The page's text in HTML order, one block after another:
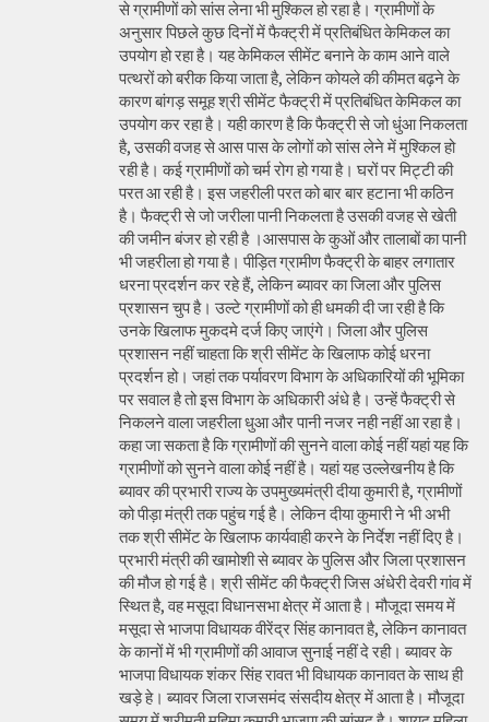
से ग्रामीणों को सांस लेना भी मुश्किल हो रहा है। ग्रामीणों के
अनुसार पिछले कुछ दिनों में फैक्ट्री में प्रतिबंधित केमिकल का
उपयोग हो रहा है। यह केमिकल सीमेंट बनाने के काम आने वाले
पत्थरों को बरीक किया जाता है, लेकिन कोयले की कीमत बढ़ने के
कारण बांगड़ समूह श्री सीमेंट फैक्ट्री में प्रतिबंधित केमिकल का
उपयोग कर रहा है। यही कारण है कि फैक्ट्री से जो धुंआ निकलता
है, उसकी वजह से आस पास के लोगों को सांस लेने में मुश्किल हो
रही है। कई ग्रामीणों को चर्म रोग हो गया है। घरों पर मिट्टी की
परत आ रही है। इस जहरीली परत को बार बार हटाना भी कठिन
है। फैक्ट्री से जो जरीला पानी निकलता है उसकी वजह से खेती
की जमीन बंजर हो रही है ।आसपास के कुओं और तालाबों का पानी
भी जहरीला हो गया है। पीड़ित ग्रामीण फैक्ट्री के बाहर लगातार
धरना प्रदर्शन कर रहे हैं, लेकिन ब्यावर का जिला और पुलिस
प्रशासन चुप है। उल्टे ग्रामीणों को ही धमकी दी जा रही है कि
उनके खिलाफ मुकदमे दर्ज किए जाएंगे। जिला और पुलिस
प्रशासन नहीं चाहता कि श्री सीमेंट के खिलाफ कोई धरना
प्रदर्शन हो। जहां तक पर्यावरण विभाग के अधिकारियों की भूमिका
पर सवाल है तो इस विभाग के अधिकारी अंधे है। उन्हें फैक्ट्री से
निकलने वाला जहरीला धुआ और पानी नजर नही नहीं आ रहा है।
कहा जा सकता है कि ग्रामीणों की सुनने वाला कोई नहीं यहां यह कि
ग्रामीणों को सुनने वाला कोई नहीं है। यहां यह उल्लेखनीय है कि
ब्यावर की प्रभारी राज्य के उपमुख्यमंत्री दीया कुमारी है, ग्रामीणों
को पीड़ा मंत्री तक पहुंच गई है। लेकिन दीया कुमारी ने भी अभी
तक श्री सीमेंट के खिलाफ कार्यवाही करने के निर्देश नहीं दिए है।
प्रभारी मंत्री की खामोशी से ब्यावर के पुलिस और जिला प्रशासन
की मौज हो गई है। श्री सीमेंट की फैक्ट्री जिस अंधेरी देवरी गांव में
स्थित है, वह मसूदा विधानसभा क्षेत्र में आता है। मौजूदा समय में
मसूदा से भाजपा विधायक वीरेंद्र सिंह कानावत है, लेकिन कानावत
के कानों में भी ग्रामीणों की आवाज सुनाई नहीं दे रही। ब्यावर के
भाजपा विधायक शंकर सिंह रावत भी विधायक कानावत के साथ ही
खड़े हे। ब्यावर जिला राजसमंद संसदीय क्षेत्र में आता है। मौजूदा